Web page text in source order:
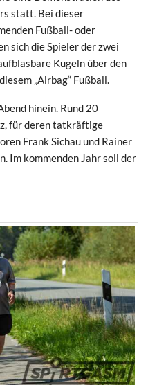
statt. Bei dieser
Fußball- oder
sich die Spieler der zwei
Kugeln über den
„Airbag“ Fußball.
hinein. Rund 20
für deren tatkräftige
Frank Sichau und Rainer
Im kommenden Jahr soll der